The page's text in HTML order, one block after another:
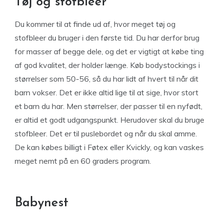
Du kommer til at finde ud af, hvor meget tøj og
stofbleer du bruger i den første tid. Du har derfor brug
for masser af begge dele, og det er vigtigt at købe ting
af god kvalitet, der holder længe. Køb bodystockings i
størrelser som 50-56, så du har lidt af hvert til når dit
barn vokser. Det er ikke altid lige til at sige, hvor stort
et barn du har. Men størrelser, der passer til en nyfødt,
er altid et godt udgangspunkt. Herudover skal du bruge
stofbleer. Det er til puslebordet og når du skal amme.
De kan købes billigt i Føtex eller Kvickly, og kan vaskes
meget nemt på en 60 graders program.
Babynest